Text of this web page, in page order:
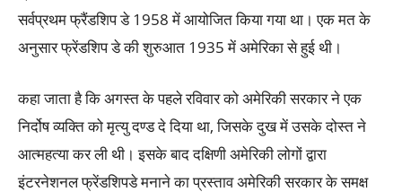
सर्वप्रथम फ्रैंडशिप डे 1958 में आयोजित किया गया था। एक मत के
अनुसार फ्रेंडशिप डे की शुरुआत 1935 में अमेरिका से हुई थी।
कहा जाता है कि अगस्त के पहले रविवार को अमेरिकी सरकार ने एक
निर्दोष व्यक्ति को मृत्यु दण्ड दे दिया था, जिसके दुख में उसके दोस्त ने
आत्महत्या कर ली थी। इसके बाद दक्षिणी अमेरिकी लोगों द्वारा
इंटरनेशनल फ्रेंडशिपडे मनाने का प्रस्ताव अमेरिकी सरकार के समक्ष